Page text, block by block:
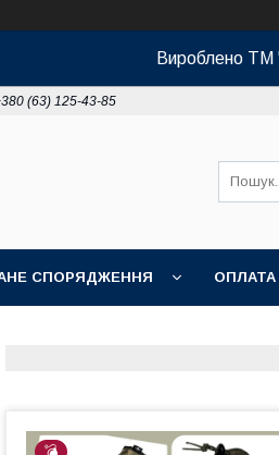
Вироблено ТМ
(63) 125-43-85
СПОРЯДЖЕННЯ